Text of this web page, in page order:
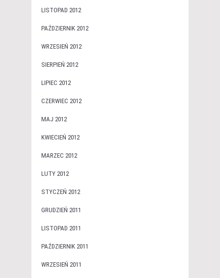
LISTOPAD 2012
PAŹDZIERNIK 2012
WRZESIEŃ 2012
SIERPIEŃ 2012
LIPIEC 2012
CZERWIEC 2012
MAJ 2012
KWIECIEŃ 2012
MARZEC 2012
LUTY 2012
STYCZEŃ 2012
GRUDZIEŃ 2011
LISTOPAD 2011
PAŹDZIERNIK 2011
WRZESIEŃ 2011